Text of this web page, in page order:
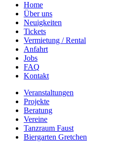
Home
Über uns
Neuigkeiten
Tickets
Vermietung / Rental
Anfahrt
Jobs
FAQ
Kontakt
Veranstaltungen
Projekte
Beratung
Vereine
Tanzraum Faust
Biergarten Gretchen